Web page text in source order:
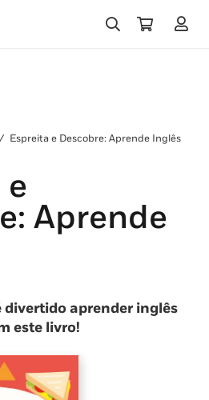
/ Espreita e Descobre: Aprende Inglês
Aprende
divertido aprender inglês
este livro!